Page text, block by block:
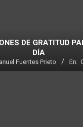
DE GRATITUD
DÍA
Fuentes Prieto En: